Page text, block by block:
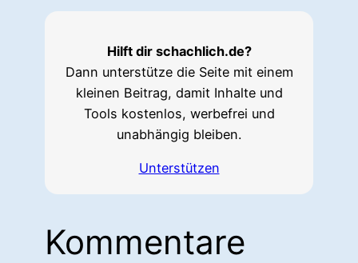
Hilft dir schachlich.de?
Dann unterstütze die Seite mit einem
kleinen Beitrag, damit Inhalte und
Tools kostenlos, werbefrei und
unabhängig bleiben.
Unterstützen
Kommentare